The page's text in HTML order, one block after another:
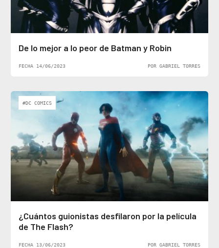
De lo mejor a lo peor de Batman y Robin
FECHA 14/06/2023 POR GABRIEL TORRES
#DC COMICS
¿Cuántos guionistas desfilaron por la película
de The Flash?
FECHA 13/06/2023 POR GABRIEL TORRES